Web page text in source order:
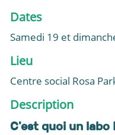
Dates
Samedi 19 et
Lieu
Centre social Rosa
Description
C'est quoi un labo